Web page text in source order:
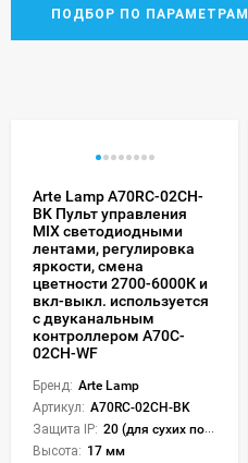
ПОДБОР ПО ПАРАМЕТРАМ
Arte Lamp A70RC-02CH-
BK Пульт управления
MIX светодиодными
лентами, регулировка
яркости, смена
цветности 2700-6000К и
вкл-выкл. используется
с двуканальным
контроллером A70C-
02CH-WF
Бренд: Arte Lamp
Артикул: A70RC-02CH-BK
Защита IP: 20 (для сухих пом.)
Высота: 17 мм